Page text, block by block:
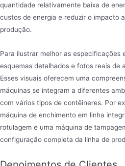
quantidade relativamente baixa de
custos de energia e reduzir o impacto
produção.
Para ilustrar melhor as especificações
esquemas detalhados e fotos reais de
Esses visuais oferecem uma
máquinas se integram a diferentes
com vários tipos de contêineres. Por
máquina de enchimento em linha
rotulagem e uma máquina de
configuração completa da linha de